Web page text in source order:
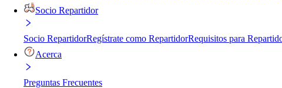
Socio Repartidor
Socio RepartidorRegístrate como RepartidorRequisitos para
Acerca
Preguntas Frecuentes